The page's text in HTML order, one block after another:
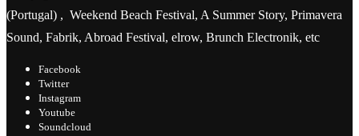
(Portugal) , Weekend Beach Festival, A Summer Story, Primavera
Sound, Fabrik, Abroad Festival, elrow, Brunch Electronik, etc
Facebook
Twitter
Instagram
Youtube
Soundcloud